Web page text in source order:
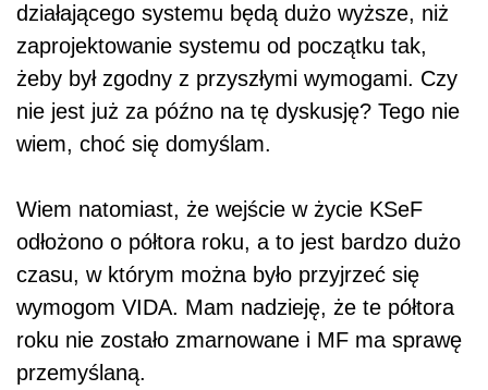
działającego systemu będą dużo wyższe, niż
zaprojektowanie systemu od początku tak,
żeby był zgodny z przyszłymi wymogami. Czy
nie jest już za późno na tę dyskusję? Tego nie
wiem, choć się domyślam.
Wiem natomiast, że wejście w życie KSeF
odłożono o półtora roku, a to jest bardzo dużo
czasu, w którym można było przyjrzeć się
wymogom VIDA. Mam nadzieję, że te półtora
roku nie zostało zmarnowane i MF ma sprawę
przemyślaną.